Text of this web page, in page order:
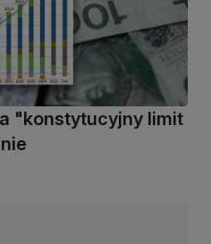
"konstytucyjny limit